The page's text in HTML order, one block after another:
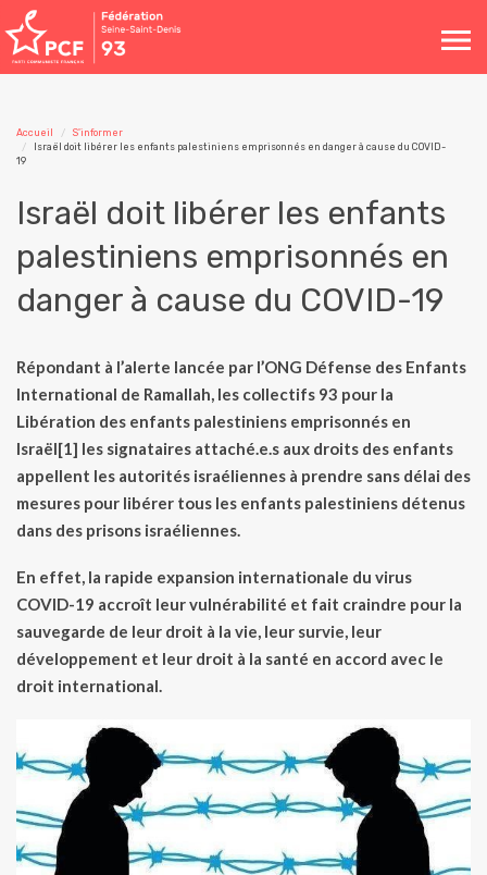
Toggle
navigation
Accueil
S'informer
Israël doit libérer les enfants palestiniens emprisonnés en danger à cause du COVID-
19
Israël doit libérer les enfants
palestiniens emprisonnés en
danger à cause du COVID-19
Répondant à l’alerte lancée par l’ONG Défense des Enfants
International de Ramallah, les collectifs 93 pour la
Libération des enfants palestiniens emprisonnés en
Israël[1] les signataires attaché.e.s aux droits des enfants
appellent les autorités israéliennes à prendre sans délai des
mesures pour libérer tous les enfants palestiniens détenus
dans des prisons israéliennes.
En effet, la rapide expansion internationale du virus
COVID-19 accroît leur vulnérabilité et fait craindre pour la
sauvegarde de leur droit à la vie, leur survie, leur
développement et leur droit à la santé en accord avec le
droit international.